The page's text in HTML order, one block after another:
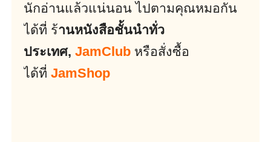
นักอ่านแล้วแน่นอน ไปตามคุณหมอกัน
ได้ที่ ร้านหนังสือชั้นนำทั่ว
ประเทศ,JamClub หรือสั่งซื้อ
ได้ที่JamShop